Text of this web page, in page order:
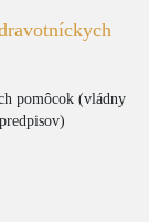
pomôcok (vládny